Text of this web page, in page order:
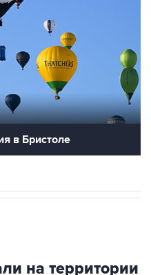
в Бристоле
на территории
Новороссийске